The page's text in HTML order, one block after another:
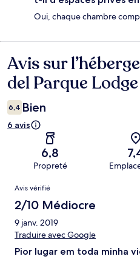
Oui, chaque chambre
Avis
Avis sur
del Parque Lodge
6,4 Bien
6 avis
6,8
Propreté
Avis
Avis vérifié
2/10 Médiocre
9 janv. 2019
Traduire avec Google
Pior lugar em toda minha